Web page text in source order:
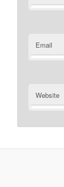
Email
Website